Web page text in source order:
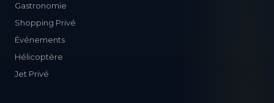
Gastronomie
Shopping Privé
Événements
Hélicoptère
Jet Privé